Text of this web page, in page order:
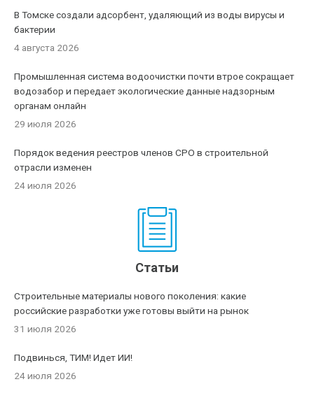
В Томске создали адсорбент, удаляющий из воды вирусы и
бактерии
4 августа 2026
Промышленная система водоочистки почти втрое сокращает
водозабор и передает экологические данные надзорным
органам онлайн
29 июля 2026
Порядок ведения реестров членов СРО в строительной
отрасли изменен
24 июля 2026
Статьи
Строительные материалы нового поколения: какие
российские разработки уже готовы выйти на рынок
31 июля 2026
Подвинься, ТИМ! Идет ИИ!
24 июля 2026